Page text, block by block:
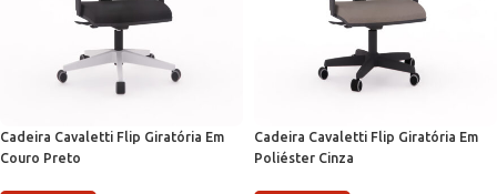
Cadeira Cavaletti Flip Giratória Em
Couro Preto
Cadeira Cavaletti Flip Giratória Em
Poliéster Cinza